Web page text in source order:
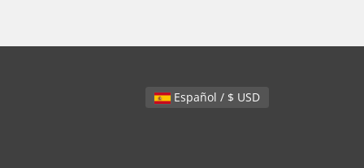
Español / $ USD